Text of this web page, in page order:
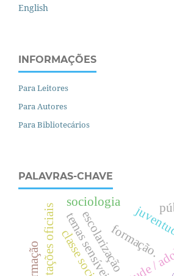
English
INFORMAÇÕES
Para Leitores
Para Autores
Para Bibliotecários
PALAVRAS-CHAVE
c
l
a
s
s
e
o
c
i
a
lescolarizaçãoformação.
orientações oficiais
sociologia
temas sensíveis